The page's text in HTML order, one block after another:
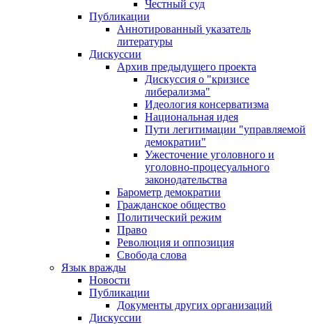
Честный суд
Публикации
Аннотированный указатель
литературы
Дискуссии
Архив предыдущего проекта
Дискуссия о "кризисе
либерализма"
Идеология консерватизма
Национальная идея
Пути легитимации "управляемой
демократии"
Ужесточение уголовного и
уголовно-процесуального
законодательства
Барометр демократии
Гражданское общество
Политический режим
Право
Революция и оппозиция
Свобода слова
Язык вражды
Новости
Публикации
Документы других организаций
Дискуссии